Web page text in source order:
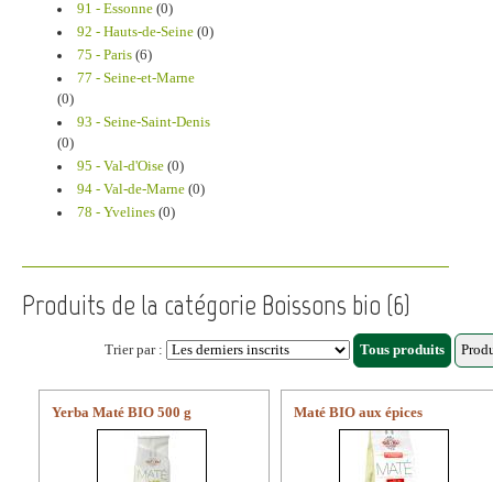
91 - Essonne(0)
92 - Hauts-de-Seine(0)
75 - Paris(6)
77 - Seine-et-Marne
(0)
93 - Seine-Saint-Denis
(0)
95 - Val-d'Oise(0)
94 - Val-de-Marne(0)
78 - Yvelines(0)
Produits de la catégorie Boissons bio (6)
Trier par :
Yerba Maté BIO 500 g Maté BIO aux épices